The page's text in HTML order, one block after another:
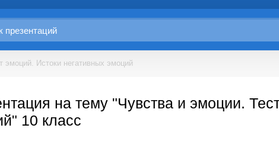
эмоций. Истоки негативных эмоций
на тему "Чувства и эмоции.
10 класс